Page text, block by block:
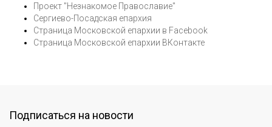
Проект "Незнакомое Православие"
Сергиево-Посадская епархия
Страница Московской епархии в Facebook
Страница Московской епархии ВКонтакте
Подписаться на новости